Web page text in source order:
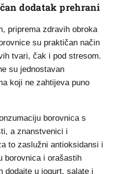
dodatak prehrani
priprema zdravih obroka
su praktičan način
tvari, čak i pod stresom.
su jednostavan
koji ne zahtijeva puno
borovnica s
a znanstvenici i
to zaslužni antioksidansi i
borovnica i orašastih
dodajte u jogurt, salate i